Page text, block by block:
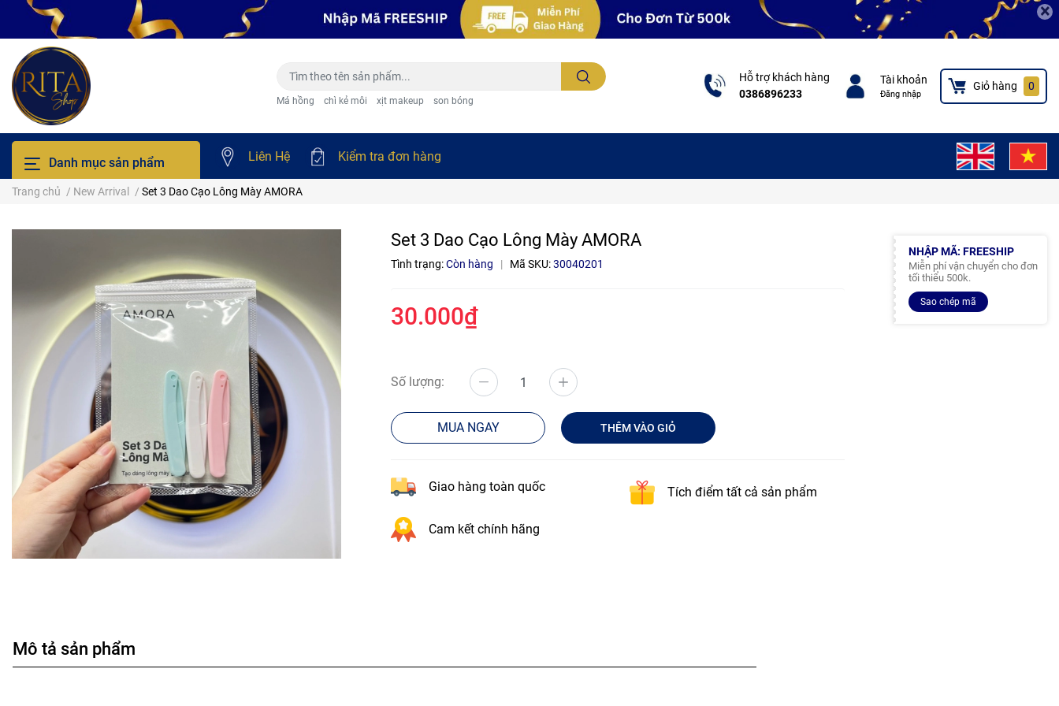
×
Má hồng chì kẻ môi xịt makeup son bóng
Hỗ trợ khách hàng
0386896233
Tài khoản
Đăng nhập
Giỏ hàng 0
Danh mục sản phẩm Liên Hệ Kiểm tra đơn hàng
Trang chủ / New Arrival / Set 3 Dao Cạo Lông Mày AMORA
Set 3 Dao Cạo Lông Mày AMORA
Tình trạng:Còn hàng | Mã SKU:30040201
30.000₫
Số lượng:
MUA NGAY THÊM VÀO GIỎ
Giao hàng toàn quốc Tích điểm tất cả sản phẩm
Cam kết chính hãng
NHẬP MÃ: FREESHIP
Miễn phí vận chuyển cho đơn
tối thiểu 500k.
Sao chép mã
Mô tả sản phẩm